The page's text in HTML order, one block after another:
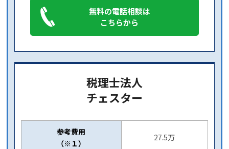
無料の電話相談は
こちらから
税理士法人
チェスター
参考費用
（※１）
27.5万